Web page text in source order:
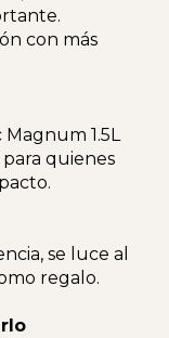
con más
1.5L
quienes
se luce al
regalo.